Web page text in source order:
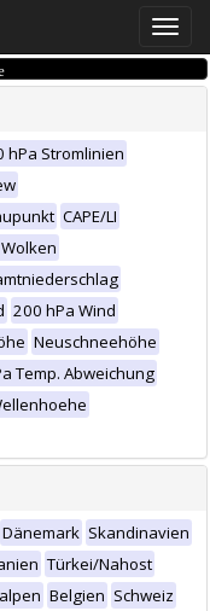
Toggle
hPa Stromlinien
CAPE/LI
200 hPa Wind
Neuschneehöhe
Temp. Abweichung
Dänemark Skandinavien
Türkei/Nahost
Belgien Schweiz